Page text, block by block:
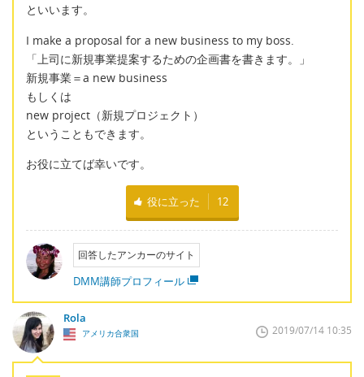
といいます。
I make a proposal for a new business to my boss.
「上司に新規事業提案するための企画書を書きます。」
新規事業＝a new business
もしくは
new project（新規プロジェクト）
ということもできます。
お役に立てば幸いです。
役に立った 12
回答したアンカーのサイト
DMM講師プロフィール
Rola
アメリカ合衆国 2019/07/14 10:35